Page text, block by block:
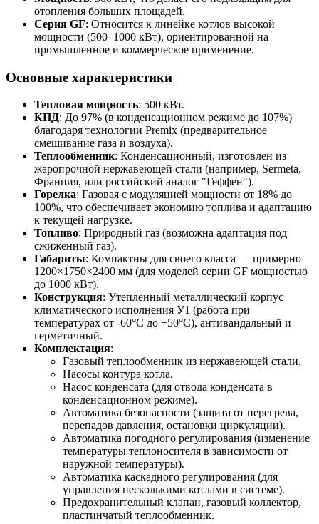
отопления больших площадей.
Серия GF: Относится к линейке котлов высокой
мощности (500–1000 кВт), ориентированной на
промышленное и коммерческое применение.
Основные характеристики
Тепловая мощность: 500 кВт.
КПД: До 97% (в конденсационном режиме до 107%)
благодаря технологии Premix (предварительное
смешивание газа и воздуха).
Теплообменник: Конденсационный, изготовлен из
жаропрочной нержавеющей стали (например, Sermeta,
Франция, или российский аналог "Геффен").
Горелка: Газовая с модуляцией мощности от 18% до
100%, что обеспечивает экономию топлива и адаптацию
к текущей нагрузке.
Топливо: Природный газ (возможна адаптация под
сжиженный газ).
Габариты: Компактны для своего класса — примерно
1200×1750×2400 мм (для моделей серии GF мощностью
до 1000 кВт).
Конструкция: Утеплённый металлический корпус
климатического исполнения У1 (работа при
температурах от -60°C до +50°C), антивандальный и
герметичный.
Комплектация:
Газовый теплообменник из нержавеющей стали.
Насосы контура котла.
Насос конденсата (для отвода конденсата в
конденсационном режиме).
Автоматика безопасности (защита от перегрева,
перепадов давления, остановки циркуляции).
Автоматика погодного регулирования (изменение
температуры теплоносителя в зависимости от
наружной температуры).
Автоматика каскадного регулирования (для
управления несколькими котлами в системе).
Предохранительный клапан, газовый коллектор,
пластинчатый теплообменник.